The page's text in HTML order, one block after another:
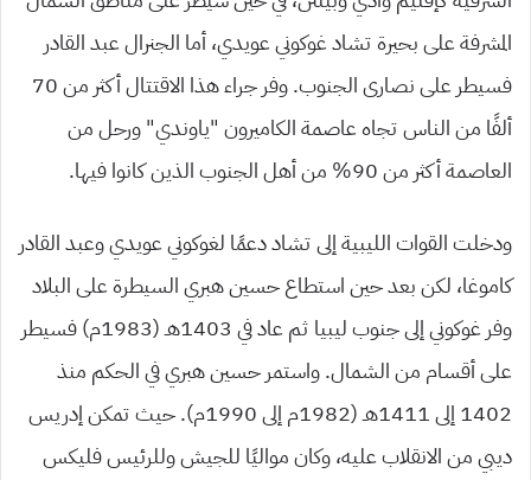
المشرفة على بحيرة تشاد غوكوني عويدي، أما الجنرال عبد القادر
فسيطر على نصارى الجنوب. وفر جراء هذا الاقتتال أكثر من 70
ألفًا من الناس تجاه عاصمة الكاميرون “ياوندي” ورحل من
العاصمة أكثر من 90% من أهل الجنوب الذين كانوا فيها.
ودخلت القوات الليبية إلى تشاد دعمًا لغوكوني عويدي وعبد القادر
كاموغا، لكن بعد حين استطاع حسين هبري السيطرة على البلاد
وفر غوكوني إلى جنوب ليبيا ثم عاد في 1403هـ (1983م) فسيطر
على أقسام من الشمال. واستمر حسين هبري في الحكم منذ
1402 إلى 1411هـ (1982م إلى 1990م). حيث تمكن إدريس
ديبي من الانقلاب عليه، وكان مواليًا للجيش وللرئيس فليكس